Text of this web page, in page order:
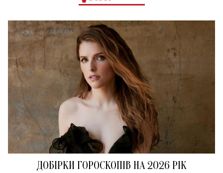
ДОБІРКИ ГОРОСКОПІВ НА 2026 РІК